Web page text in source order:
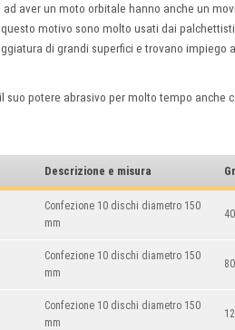
aver un moto orbitale hanno anche un
motivo sono molto usati dai
di grandi superfici e trovano impiego
potere abrasivo per molto tempo anche
Descrizione e misura
Confezione 10 dischi diametro 150
mm
40
Confezione 10 dischi diametro 150
mm
80
Confezione 10 dischi diametro 150
mm